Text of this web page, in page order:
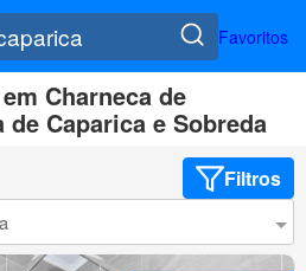
Favoritos
Charneca de
de Caparica e Sobreda
Filtros